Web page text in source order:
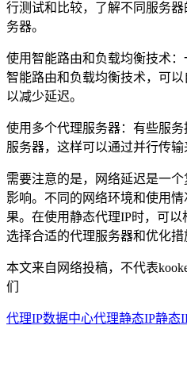
行测试和比较，了解不同服务
务器。
使用智能路由和负载均衡技术
智能路由和负载均衡技术，可以
以减少延迟。
使用多个代理服务器：有些服
服务器，这样可以通过并行传输
需要注意的是，网络延迟是一
影响。不同的网络环境和使用
果。在使用静态代理IP时，可以
选择合适的代理服务器和优化措
本文来自网络投稿，不代表
们
代理IP数据中心代理静态IP静态